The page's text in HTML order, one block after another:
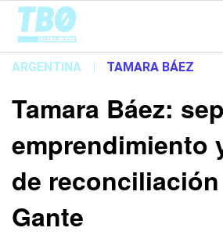
Cargando...
ARGENTINA | TAMARA BÁEZ
Tamara Báez:
emprendimiento
de
Gante